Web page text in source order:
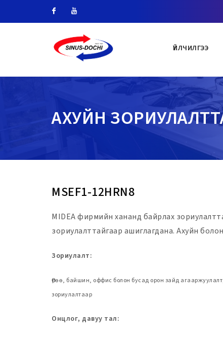
Youtube
ҮЙЛЧИЛГЭЭ
АХУЙН
MSEF1-12HRN8
MIDEA фирмийн хананд байрлах
зориулалттайгаар ашиглагдана. Ахуйн
Зориулалт:
Өрөө, байшин, оффис болон бусад орон зайд
зориулалтаар
Онцлог, давуу тал: